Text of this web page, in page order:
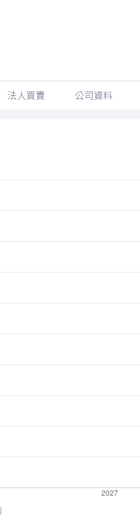
法人買賣 公司資料